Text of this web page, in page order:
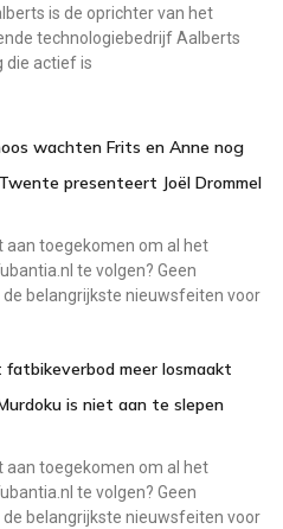
is de oprichter van het
technologiebedrijf Aalberts
die actief is
wachten Frits en Anne nog
presenteert Joël Drommel
aan toegekomen om al het
te volgen? Geen
belangrijkste nieuwsfeiten voor
meer losmaakt
is niet aan te slepen
aan toegekomen om al het
te volgen? Geen
belangrijkste nieuwsfeiten voor